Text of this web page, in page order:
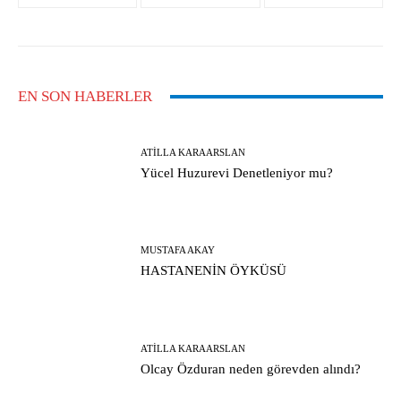
EN SON HABERLER
ATILLA KARAARSLAN
Yücel Huzurevi Denetleniyor mu?
MUSTAFA AKAY
HASTANENİN ÖYKÜSÜ
ATILLA KARAARSLAN
Olcay Özduran neden görevden alındı?